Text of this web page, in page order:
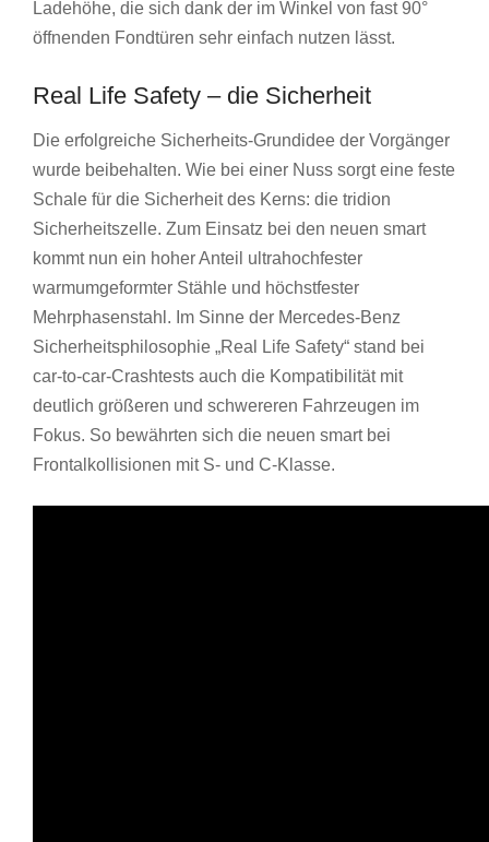
Ladehöhe, die sich dank der im Winkel von fast 90°
öffnenden Fondtüren sehr einfach nutzen lässt.
Real Life Safety – die Sicherheit
Die erfolgreiche Sicherheits-Grundidee der Vorgänger
wurde beibehalten. Wie bei einer Nuss sorgt eine feste
Schale für die Sicherheit des Kerns: die tridion
Sicherheitszelle. Zum Einsatz bei den neuen smart
kommt nun ein hoher Anteil ultrahochfester
warmumgeformter Stähle und höchstfester
Mehrphasenstahl. Im Sinne der Mercedes-Benz
Sicherheitsphilosophie „Real Life Safety“ stand bei
car-to-car-Crashtests auch die Kompatibilität mit
deutlich größeren und schwereren Fahrzeugen im
Fokus. So bewährten sich die neuen smart bei
Frontalkollisionen mit S- und C-Klasse.